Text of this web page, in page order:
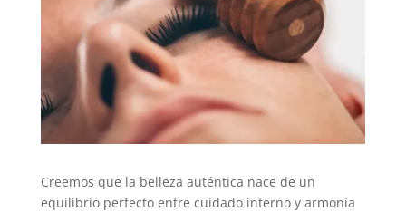
Creemos que la belleza auténtica nace de un
equilibrio perfecto entre cuidado interno y armonía